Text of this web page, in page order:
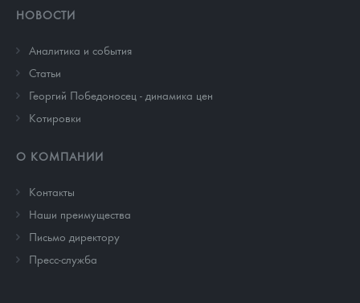
НОВОСТИ
Аналитика и события
Cтатьи
Георгий Победоносец - динамика цен
Котировки
О КОМПАНИИ
Контакты
Наши преимущества
Письмо директору
Пресс-служба